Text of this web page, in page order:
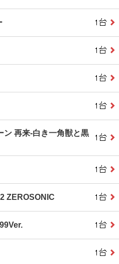
再来‐白き一角獣と黒
ZEROSONIC